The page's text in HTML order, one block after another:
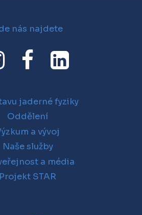
nás najdete
jaderné fyziky
Oddělení
a vývoj
Naše služby
a média
Projekt STAR